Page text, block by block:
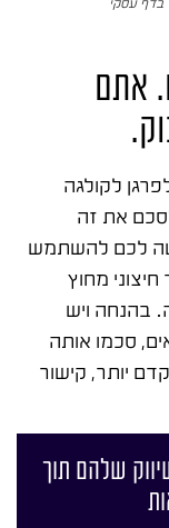
אתם
לקולגה
את זה
לכם להשתמש
מחוץ
בהנחה ויש
סכמו אותה
יותר, קישור
שלהם תוך